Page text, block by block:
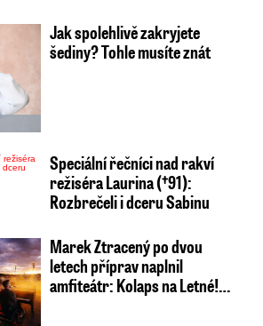
Jak spolehlivě zakryjete
šediny? Tohle musíte znát
Speciální řečníci nad rakví
režiséra Laurina (†91):
Rozbrečeli i dceru Sabinu
Marek Ztracený po dvou
letech příprav naplnil
amfiteátr: Kolaps na Letné!…